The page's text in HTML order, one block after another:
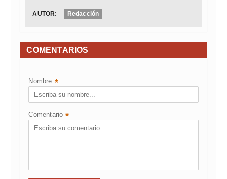
AUTOR: Redacción
COMENTARIOS
Nombre *
Comentario *